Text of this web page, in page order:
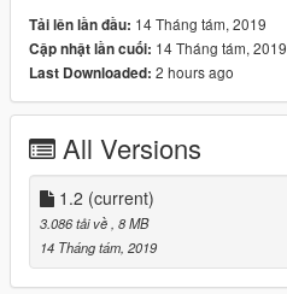
Tải lên lần đầu: 14 Tháng tám, 2019
Cập nhật lần cuối: 14 Tháng tám, 2019
Last Downloaded: 2 hours ago
All Versions
1.2 (current)
3.086 tải về , 8 MB
14 Tháng tám, 2019